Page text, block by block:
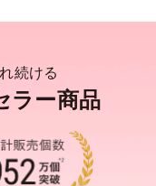
続ける
ラー商品